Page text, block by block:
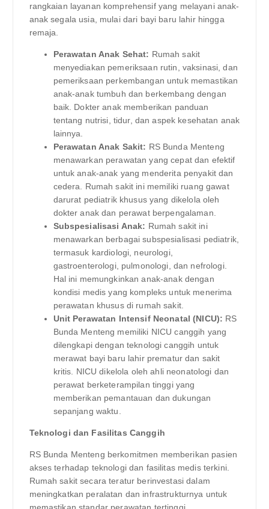
rangkaian layanan komprehensif yang melayani anak-
anak segala usia, mulai dari bayi baru lahir hingga
remaja.
Perawatan Anak Sehat: Rumah sakit
menyediakan pemeriksaan rutin, vaksinasi, dan
pemeriksaan perkembangan untuk memastikan
anak-anak tumbuh dan berkembang dengan
baik. Dokter anak memberikan panduan
tentang nutrisi, tidur, dan aspek kesehatan anak
lainnya.
Perawatan Anak Sakit: RS Bunda Menteng
menawarkan perawatan yang cepat dan efektif
untuk anak-anak yang menderita penyakit dan
cedera. Rumah sakit ini memiliki ruang gawat
darurat pediatrik khusus yang dikelola oleh
dokter anak dan perawat berpengalaman.
Subspesialisasi Anak: Rumah sakit ini
menawarkan berbagai subspesialisasi pediatrik,
termasuk kardiologi, neurologi,
gastroenterologi, pulmonologi, dan nefrologi.
Hal ini memungkinkan anak-anak dengan
kondisi medis yang kompleks untuk menerima
perawatan khusus di rumah sakit.
Unit Perawatan Intensif Neonatal (NICU): RS
Bunda Menteng memiliki NICU canggih yang
dilengkapi dengan teknologi canggih untuk
merawat bayi baru lahir prematur dan sakit
kritis. NICU dikelola oleh ahli neonatologi dan
perawat berketerampilan tinggi yang
memberikan pemantauan dan dukungan
sepanjang waktu.
Teknologi dan Fasilitas Canggih
RS Bunda Menteng berkomitmen memberikan pasien
akses terhadap teknologi dan fasilitas medis terkini.
Rumah sakit secara teratur berinvestasi dalam
meningkatkan peralatan dan infrastrukturnya untuk